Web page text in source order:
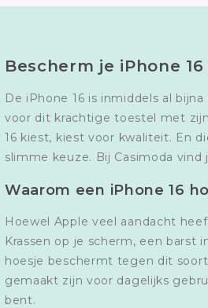
Bescherm je iPhone
De iPhone 16 is inmiddels al
voor dit krachtige toestel met
16 kiest, kiest voor kwaliteit. En
slimme keuze. Bij Casimoda
Waarom een iPhone 16
Hoewel Apple veel aandacht
Krassen op je scherm, een
hoesje beschermt tegen dit
gemaakt zijn voor dagelijks
bent.